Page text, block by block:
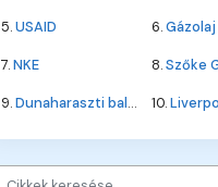
5.USAID 6.Gázolaj
7.NKE 8.Szőke
9.Dunaharaszti baleset 10.